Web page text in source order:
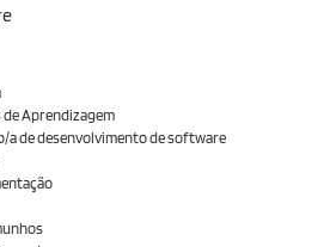
de Aprendizagem
a de desenvolvimento de software